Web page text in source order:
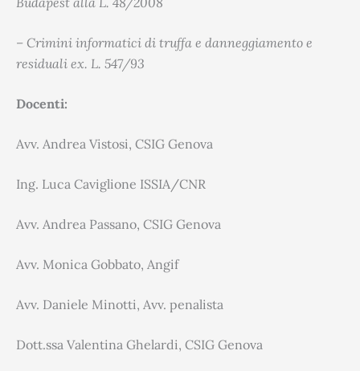
– Crimini informatici di truffa e danneggiamento e
residuali ex. L. 547/93
Docenti:
Avv. Andrea Vistosi, CSIG Genova
Ing. Luca Caviglione ISSIA/CNR
Avv. Andrea Passano, CSIG Genova
Avv. Monica Gobbato, Angif
Avv. Daniele Minotti, Avv. penalista
Dott.ssa Valentina Ghelardi, CSIG Genova